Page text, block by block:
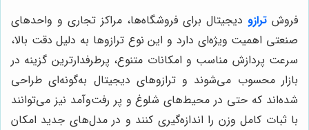
فروش ترازو دیجیتال برای فروشگاه‌ها، مراکز تجاری و واحدهای
صنعتی اهمیت ویژه‌ای دارد و این نوع ترازوها به دلیل دقت بالا،
سرعت پردازش مناسب و امکانات متنوع، پرطرفدارترین گزینه در
بازار محسوب می‌شوند و ترازوهای دیجیتال به‌گونه‌ای طراحی
شده‌اند که حتی در محیط‌های شلوغ و پر رفت‌وآمد نیز می‌توانند
با ثبات کامل وزن را اندازه‌گیری کنند و در مدل‌های جدید امکان